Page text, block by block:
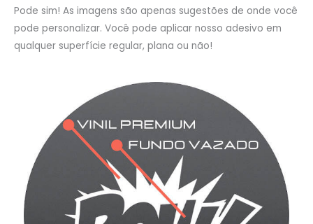
Pode sim! As imagens são apenas sugestões de onde você
pode personalizar. Você pode aplicar nosso adesivo em
qualquer superfície regular, plana ou não!